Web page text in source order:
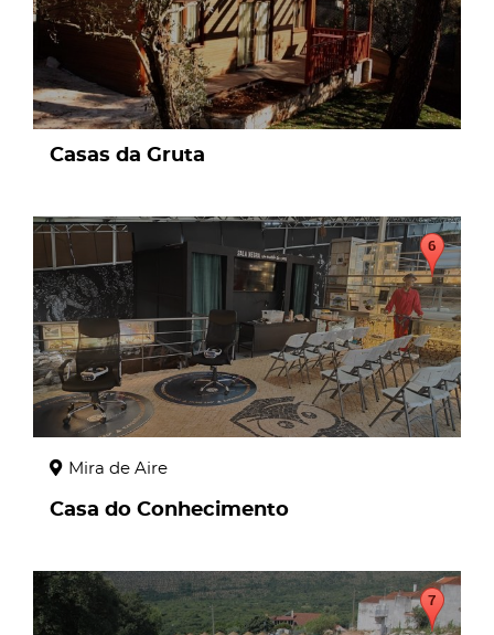
Casas da Gruta
page
Mira de Aire
Casa do Conhecimento
page